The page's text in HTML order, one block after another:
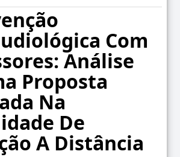
Com
Análise
Proposta
Na
De
A Distância